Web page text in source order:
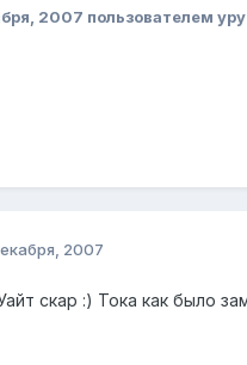
2007 пользователем
2007
скар :) Тока как было